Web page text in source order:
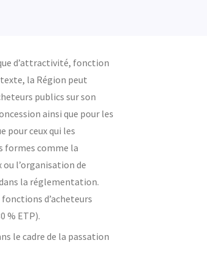
d’attractivité, fonction
la Région peut
publics sur son
ainsi que pour les
pour ceux qui les
formes comme la
l’organisation de
la réglementation.
d’acheteurs
% ETP).
le cadre de la passation